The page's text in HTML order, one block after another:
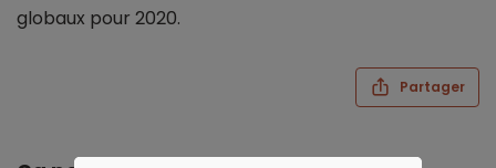
globaux pour 2020.
Partager